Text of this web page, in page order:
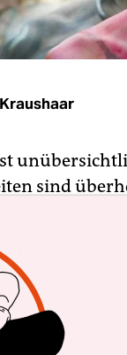
sind
ihnen
in Baden-